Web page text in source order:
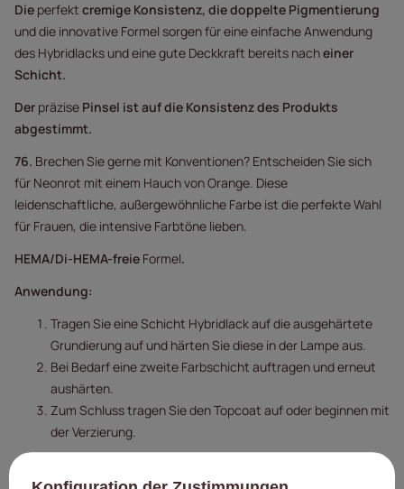
Die perfekt cremige Konsistenz, die doppelte Pigmentierung
und die innovative Formel sorgen für eine einfache Anwendung
des Hybridlacks und eine gute Deckkraft bereits nacheiner
Schicht.
Der präzise Pinsel ist auf die Konsistenz des Produkts
abgestimmt.
76. Brechen Sie gerne mit Konventionen? Entscheiden Sie sich
für Neonrot mit einem Hauch von Orange. Diese
leidenschaftliche, außergewöhnliche Farbe ist die perfekte Wahl
für Frauen, die intensive Farbtöne lieben.
HEMA/Di-HEMA-freie Formel.
Anwendung:
Tragen Sie eine Schicht Hybridlack auf die ausgehärtete
Grundierung auf und härten Sie diese in der Lampe aus.
Bei Bedarf eine zweite Farbschicht auftragen und erneut
aushärten.
Zum Schluss tragen Sie den Topcoat auf oder beginnen mit
der Verzierung.
Aushärtungszeit: